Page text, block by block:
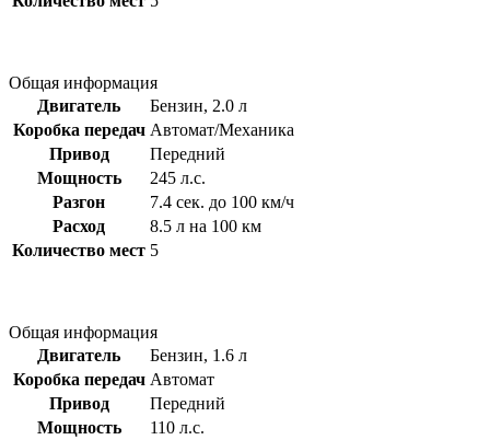
Общая информация
Двигатель
Бензин, 2.0 л
Коробка передач Автомат/Механика
Привод
Передний
Мощность
245 л.с.
Разгон
7.4 сек. до 100 км/ч
Расход
8.5 л на 100 км
Количество мест 5
Общая информация
Двигатель
Бензин, 1.6 л
Коробка передач Автомат
Привод
Передний
Мощность
110 л.с.